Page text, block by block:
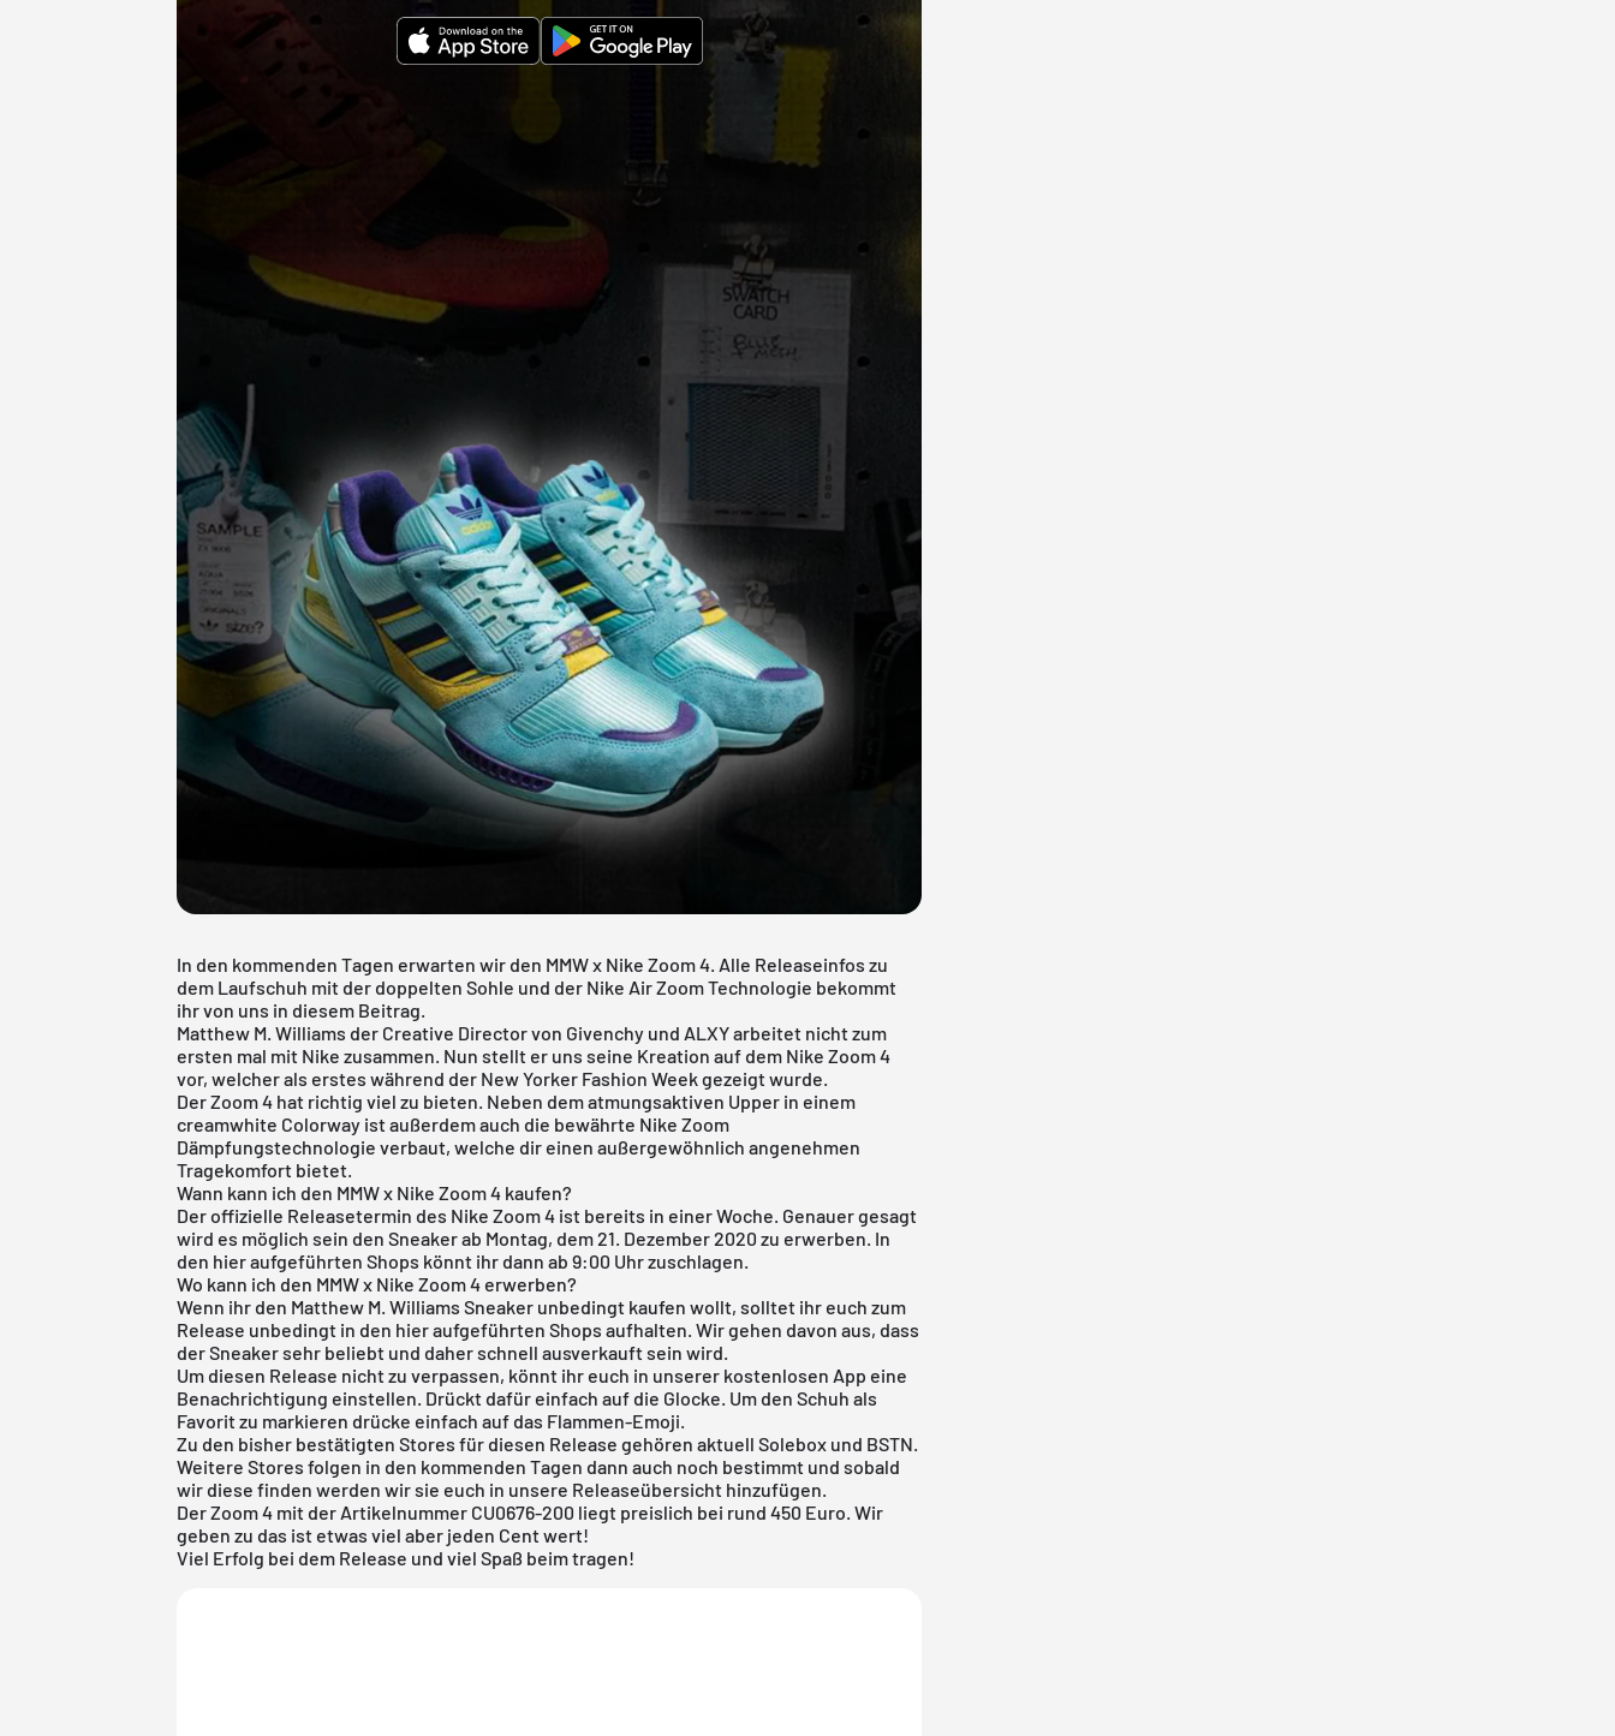
In den kommenden Tagen erwarten wir den MMW x Nike Zoom 4. Alle Releaseinfos zu
dem Laufschuh mit der doppelten Sohle und der Nike Air Zoom Technologie bekommt
ihr von uns in diesem Beitrag.
Matthew M. Williams der Creative Director von Givenchy und ALXY arbeitet nicht zum
ersten mal mit Nike zusammen. Nun stellt er uns seine Kreation auf dem Nike Zoom 4
vor, welcher als erstes während der New Yorker Fashion Week gezeigt wurde.
Der Zoom 4 hat richtig viel zu bieten. Neben dem atmungsaktiven Upper in einem
creamwhite Colorway ist außerdem auch die bewährte Nike Zoom
Dämpfungstechnologie verbaut, welche dir einen außergewöhnlich angenehmen
Tragekomfort bietet.
Wann kann ich den MMW x Nike Zoom 4 kaufen?
Der offizielle Releasetermin des Nike Zoom 4 ist bereits in einer Woche. Genauer gesagt
wird es möglich sein den Sneaker ab Montag, dem 21. Dezember 2020 zu erwerben. In
den hier aufgeführten Shops könnt ihr dann ab 9:00 Uhr zuschlagen.
Wo kann ich den MMW x Nike Zoom 4 erwerben?
Wenn ihr den Matthew M. Williams Sneaker unbedingt kaufen wollt, solltet ihr euch zum
Release unbedingt in den hier aufgeführten Shops aufhalten. Wir gehen davon aus, dass
der Sneaker sehr beliebt und daher schnell ausverkauft sein wird.
Um diesen Release nicht zu verpassen, könnt ihr euch in unserer kostenlosen App eine
Benachrichtigung einstellen. Drückt dafür einfach auf die Glocke. Um den Schuh als
Favorit zu markieren drücke einfach auf das Flammen-Emoji.
Zu den bisher bestätigten Stores für diesen Release gehören aktuellSolebox und BSTN
Weitere Stores folgen in den kommenden Tagen dann auch noch bestimmt und sobald
wir diese finden werden wir sie euch in unsere Releaseübersicht hinzufügen.
Der Zoom 4 mit der Artikelnummer CU0676-200 liegt preislich bei rund 450 Euro. Wir
geben zu das ist etwas viel aber jeden Cent wert!
Viel Erfolg bei dem Release und viel Spaß beim tragen!